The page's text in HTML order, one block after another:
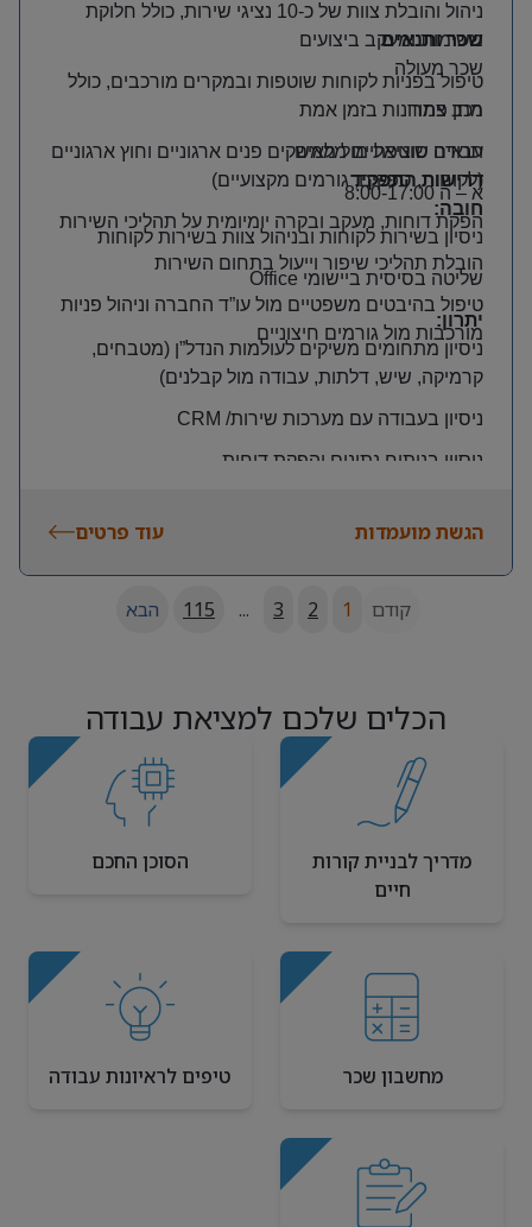
ניהול והובלת צוות של כ-10 נציגי שירות, כולל חלוקת
משימות ומעקב ביצועים
טיפול בפניות לקוחות שוטפות ובמקרים מורכבים, כולל
מתן פתרונות בזמן אמת
עבודה שוטפת מול ממשקים פנים ארגוניים וחוץ ארגוניים
(לקוחות, ספקים, גורמים מקצועיים)
הפקת דוחות, מעקב ובקרה יומיומית על תהליכי השירות
הובלת תהליכי שיפור וייעול בתחום השירות
טיפול בהיבטים משפטיים מול עו”ד החברה וניהול פניות
מורכבות מול גורמים חיצוניים
שכר ותנאים
שכר מעולה
רכב צמוד
תנאים סוציאליים מלאים
א – ה 8:00-17:00
דרישות התפקיד
חובה:
ניסיון בשירות לקוחות ובניהול צוות בשירות לקוחות
שליטה בסיסית ביישומי
יתרון:
ניסיון מתחומים משיקים לעולמות הנדל”ן (מטבחים,
קרמיקה, שיש, דלתות, עבודה מול קבלנים)
ניסיון בעבודה עם מערכות שירות/
ניסיון בניתוח נתונים והפקת דוחות
הגשת מועמדות עוד פרטים
קודם 1
2
3
...
115 הבא
הכלים שלכם למציאת עבודה
מדריך לבניית קורות
חיים
הסוכן החכם
מחשבון שכר טיפים לראיונות עבודה